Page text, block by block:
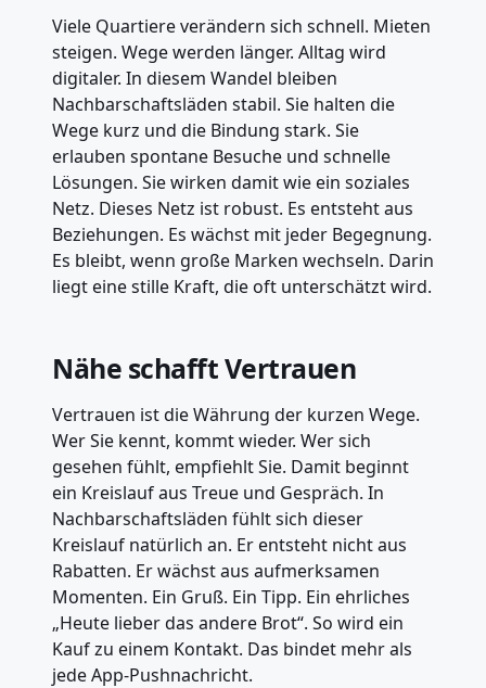
Viele Quartiere verändern sich schnell. Mieten
steigen. Wege werden länger. Alltag wird
digitaler. In diesem Wandel bleiben
Nachbarschaftsläden stabil. Sie halten die
Wege kurz und die Bindung stark. Sie
erlauben spontane Besuche und schnelle
Lösungen. Sie wirken damit wie ein soziales
Netz. Dieses Netz ist robust. Es entsteht aus
Beziehungen. Es wächst mit jeder Begegnung.
Es bleibt, wenn große Marken wechseln. Darin
liegt eine stille Kraft, die oft unterschätzt wird.
Nähe schafft Vertrauen
Vertrauen ist die Währung der kurzen Wege.
Wer Sie kennt, kommt wieder. Wer sich
gesehen fühlt, empfiehlt Sie. Damit beginnt
ein Kreislauf aus Treue und Gespräch. In
Nachbarschaftsläden fühlt sich dieser
Kreislauf natürlich an. Er entsteht nicht aus
Rabatten. Er wächst aus aufmerksamen
Momenten. Ein Gruß. Ein Tipp. Ein ehrliches
„Heute lieber das andere Brot“. So wird ein
Kauf zu einem Kontakt. Das bindet mehr als
jede App-Pushnachricht.